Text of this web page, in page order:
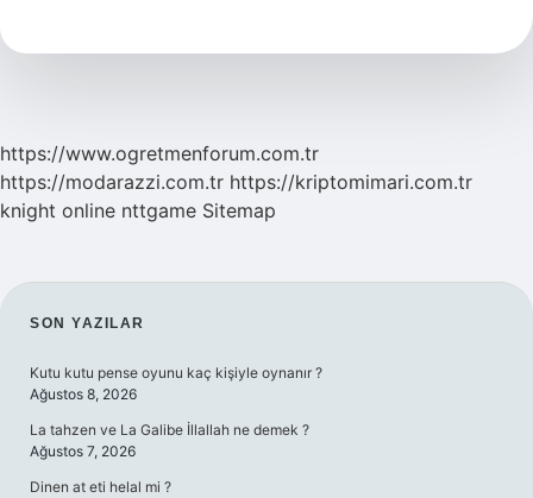
Alabilir
https://www.ogretmenforum.com.tr
https://modarazzi.com.tr https://kriptomimari.com.tr
knight online nttgame Sitemap
SIDEBAR
SON YAZILAR
Kutu kutu pense oyunu kaç kişiyle oynanır ?
Ağustos 8, 2026
La tahzen ve La Galibe İllallah ne demek ?
Ağustos 7, 2026
Dinen at eti helal mi ?